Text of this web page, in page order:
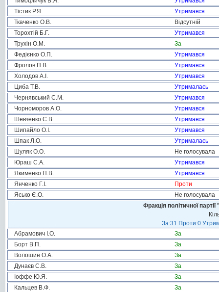
Тістик Р.Я.
Утримався
Ткаченко О.В.
Відсутній
Торохтій Б.Г.
Утримався
Трухін О.М.
За
Федієнко О.П.
Утримався
Фролов П.В.
Утримався
Холодов А.І.
Утримався
Циба Т.В.
Утрималась
Чернявський С.М.
Утримався
Чорноморов А.О.
Утримався
Шевченко Є.В.
Утримався
Шипайло О.І.
Утримався
Шпак Л.О.
Утрималась
Шуляк О.О.
Не голосувала
Юраш С.А.
Утримався
Якименко П.В.
Утримався
Янченко Г.І.
Проти
Ясько Є.О.
Не голосувала
Фракція політичної
За:31 Проти:0
Абрамович І.О.
За
Борт В.П.
За
Волошин О.А.
За
Дунаєв С.В.
За
Іоффе Ю.Я.
За
Кальцев В.Ф.
За